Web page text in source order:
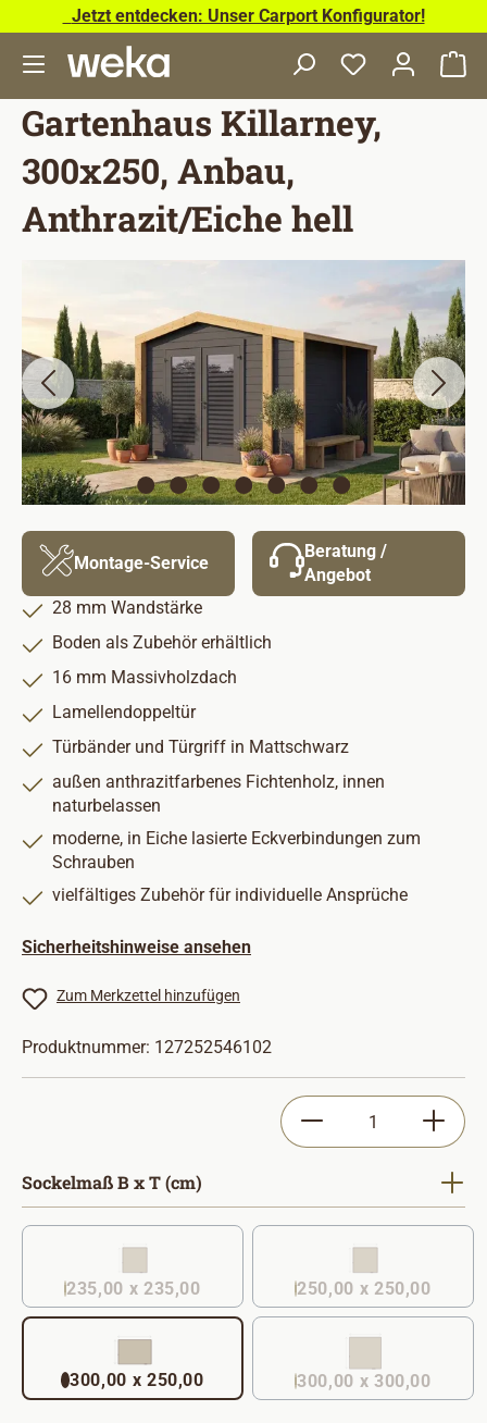
Zum Hauptinhalt springen
Jetzt entdecken: Unser Carport Konfigurator!
Gartenhaus Killarney,
300x250, Anbau,
Anthrazit/Eiche hell
Montage-Service
Beratung /
Angebot
28 mm Wandstärke
Boden als Zubehör erhältlich
16 mm Massivholzdach
Lamellendoppeltür
Türbänder und Türgriff in Mattschwarz
außen anthrazitfarbenes Fichtenholz, innen
naturbelassen
moderne, in Eiche lasierte Eckverbindungen zum
Schrauben
vielfältiges Zubehör für individuelle Ansprüche
Sicherheitshinweise ansehen
Zum Merkzettel hinzufügen
Produktnummer: 127252546102
Produkt Anzahl:
Sockelmaß B x T (cm)
235,00 x 235,00
(Diese Option ist zurzeit nicht verfügbar. )
250,00 x 250,00
300,00 x 250,00 300,00 x 300,00